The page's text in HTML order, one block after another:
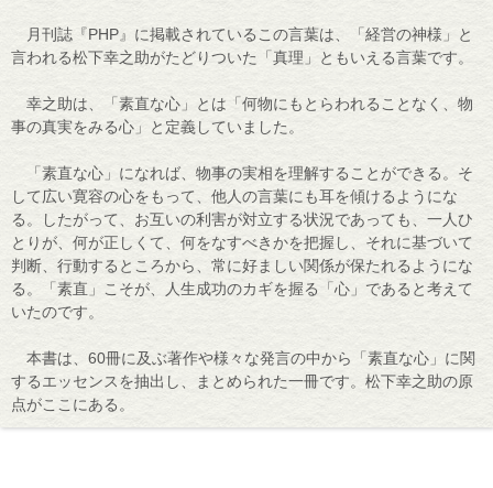
月刊誌『PHP』に掲載されているこの言葉は、「経営の神様」と
言われる松下幸之助がたどりついた「真理」ともいえる言葉です。
幸之助は、「素直な心」とは「何物にもとらわれることなく、物
事の真実をみる心」と定義していました。
「素直な心」になれば、物事の実相を理解することができる。そ
して広い寛容の心をもって、他人の言葉にも耳を傾けるようにな
る。したがって、お互いの利害が対立する状況であっても、一人ひ
とりが、何が正しくて、何をなすべきかを把握し、それに基づいて
判断、行動するところから、常に好ましい関係が保たれるようにな
る。「素直」こそが、人生成功のカギを握る「心」であると考えて
いたのです。
本書は、60冊に及ぶ著作や様々な発言の中から「素直な心」に関
するエッセンスを抽出し、まとめられた一冊です。松下幸之助の原
点がここにある。